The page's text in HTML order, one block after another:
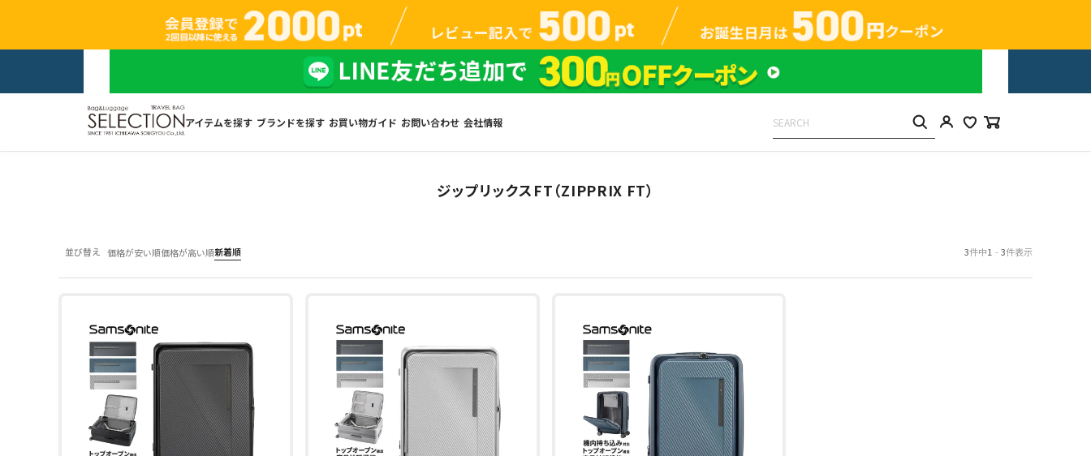
アイテムを探す ブランドを探す お買い物ガイド お問い合わせ 会社情報
ジップリックスFT（ZIPPRIX FT）
並び替え 価格が安い順価格が高い順新着順 3件中1 - 3件表示